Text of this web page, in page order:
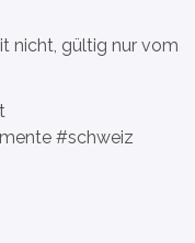
nicht, gültig nur vom
#schweiz